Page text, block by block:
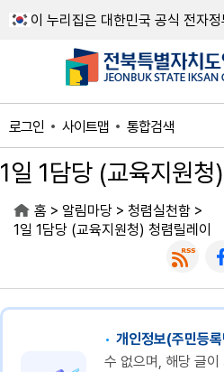
이 누리집은 대한민국 공식 전자
로그인 사이트맵 통합검색
1일 1담당 (교육지원청
홈 > 알림마당 > 청렴실천함 >
1일 1담당 (교육지원청) 청렴릴레이
개인정보(주민등
수 없으며, 해당 글